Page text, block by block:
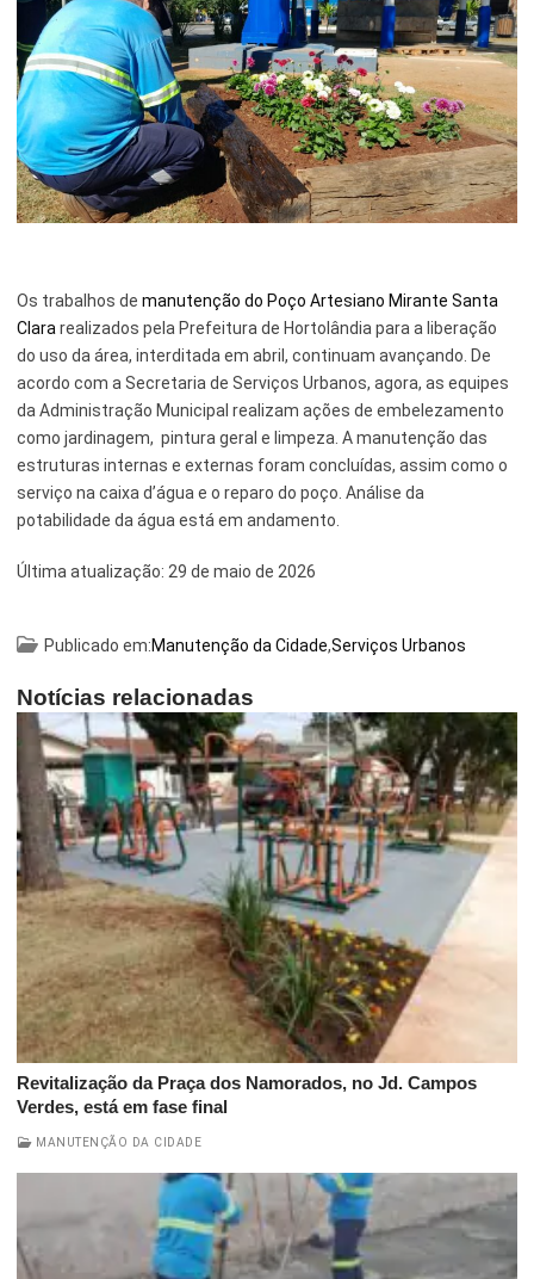
Os trabalhos de manutenção do Poço Artesiano Mirante Santa
Clara realizados pela Prefeitura de Hortolândia para a liberação
do uso da área, interditada em abril, continuam avançando. De
acordo com a Secretaria de Serviços Urbanos, agora, as equipes
da Administração Municipal realizam ações de embelezamento
como jardinagem, pintura geral e limpeza. A manutenção das
estruturas internas e externas foram concluídas, assim como o
serviço na caixa d’água e o reparo do poço. Análise da
potabilidade da água está em andamento.
Última atualização: 29 de maio de 2026
Publicado em:Manutenção da Cidade,Serviços Urbanos
Notícias relacionadas
Revitalização da Praça dos Namorados, no Jd. Campos
Verdes, está em fase final
MANUTENÇÃO DA CIDADE